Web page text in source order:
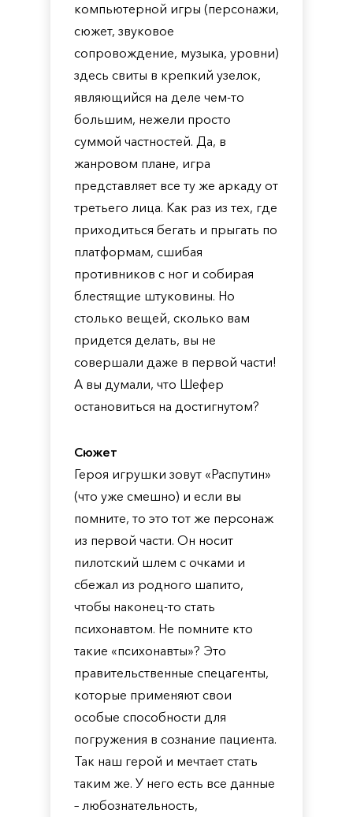
компьютерной игры (персонажи,
сюжет, звуковое
сопровождение, музыка, уровни)
здесь свиты в крепкий узелок,
являющийся на деле чем-то
большим, нежели просто
суммой частностей. Да, в
жанровом плане, игра
представляет все ту же аркаду от
третьего лица. Как раз из тех, где
приходиться бегать и прыгать по
платформам, сшибая
противников с ног и собирая
блестящие штуковины. Но
столько вещей, сколько вам
придется делать, вы не
совершали даже в первой части!
А вы думали, что Шефер
остановиться на достигнутом?
Сюжет
Героя игрушки зовут «Распутин»
(что уже смешно) и если вы
помните, то это тот же персонаж
из первой части. Он носит
пилотский шлем с очками и
сбежал из родного шапито,
чтобы наконец-то стать
психонавтом. Не помните кто
такие «психонавты»? Это
правительственные спецагенты,
которые применяют свои
особые способности для
погружения в сознание пациента.
Так наш герой и мечтает стать
таким же. У него есть все данные
– любознательность,